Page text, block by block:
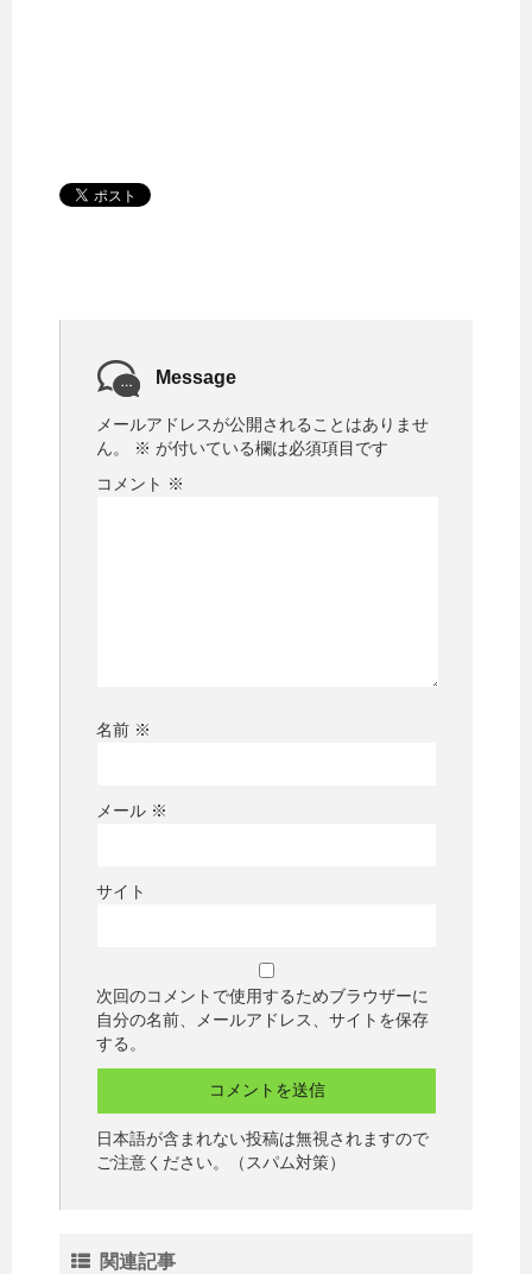
Message
メールアドレスが公開されることはありませ
ん。
※ が付いている欄は必須項目です
コメント ※
名前 ※
メール ※
サイト
次回のコメントで使用するためブラウザーに
自分の名前、メールアドレス、サイトを保存
する。
日本語が含まれない投稿は無視されますので
ご注意ください。（スパム対策）
関連記事